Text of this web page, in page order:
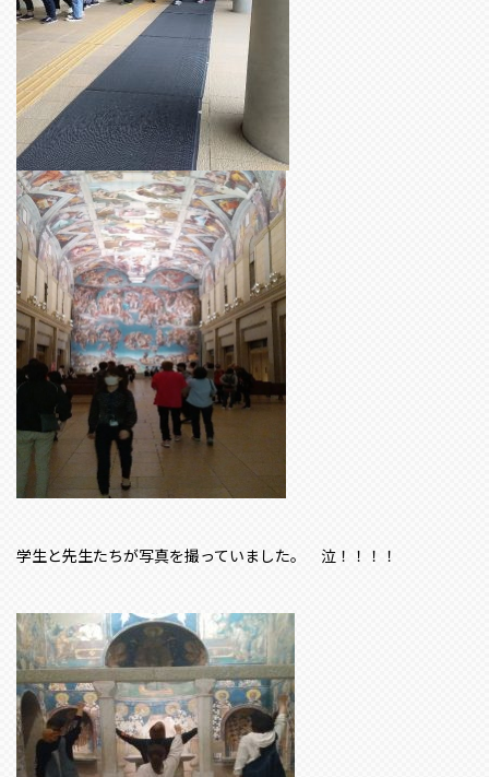
学生と先生たちが写真を撮っていました。 泣！！！！